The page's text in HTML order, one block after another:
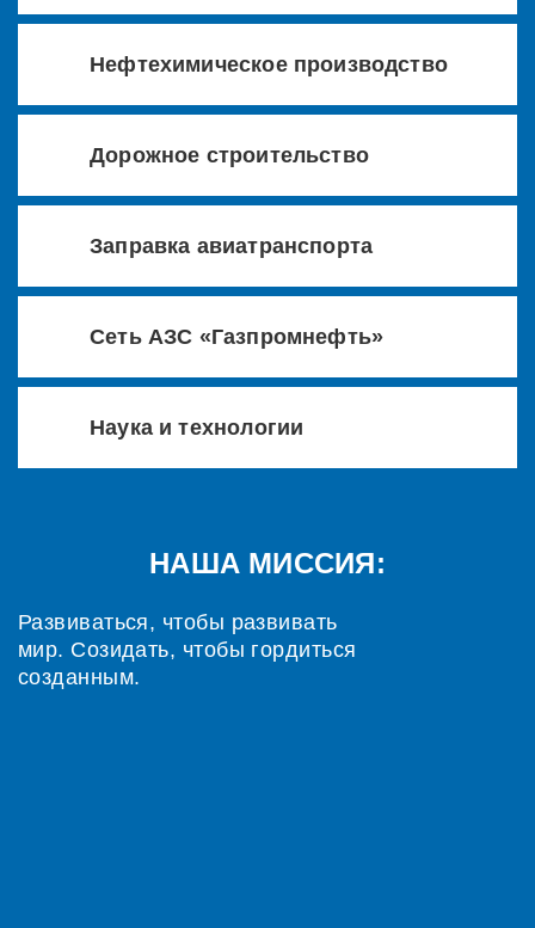
Нефтехимическое производство
Дорожное строительство
Заправка авиатранспорта
Сеть АЗС «Газпромнефть»
Наука и технологии
НАША МИССИЯ:
Развиваться, чтобы развивать
мир. Созидать, чтобы гордиться
созданным.